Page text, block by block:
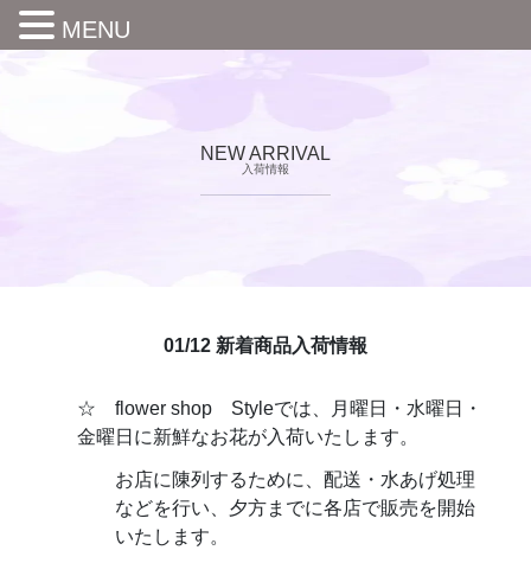
NEW ARRIVAL
入荷情報
01/12 新着商品入荷情報
☆ flower shop Styleでは、月曜日・水曜日・
金曜日に新鮮なお花が入荷いたします。
お店に陳列するために、配送・水あげ処理
などを行い、夕方までに各店で販売を開始
いたします。
MENU